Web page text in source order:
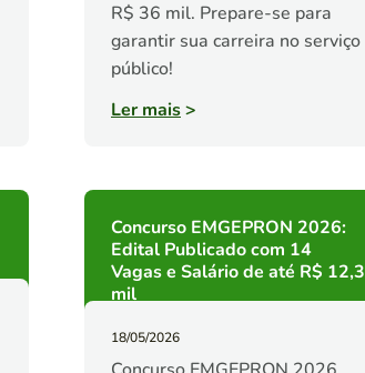
R$ 36 mil. Prepare-se para
garantir sua carreira no serviço
público!
Ler mais>
Concurso EMGEPRON 2026:
Edital Publicado com 14
Vagas e Salário de até R$ 12,3
mil
18/05/2026